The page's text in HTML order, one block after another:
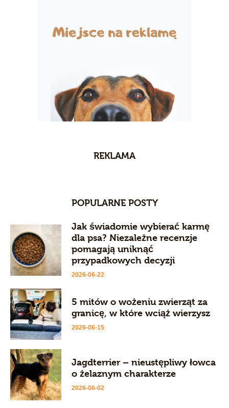
REKLAMA
POPULARNE POSTY
Jak świadomie wybierać karmę
dla psa? Niezależne recenzje
pomagają uniknąć
przypadkowych decyzji
2026-06-22
5 mitów o wożeniu zwierząt za
granicę, w które wciąż wierzysz
2026-06-15
Jagdterrier – nieustępliwy łowca
o żelaznym charakterze
2026-06-02